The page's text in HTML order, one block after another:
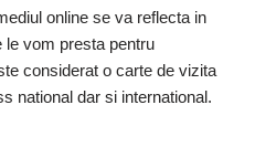
online se va reflecta in
le vom presta pentru
considerat o carte de vizita
national dar si international.